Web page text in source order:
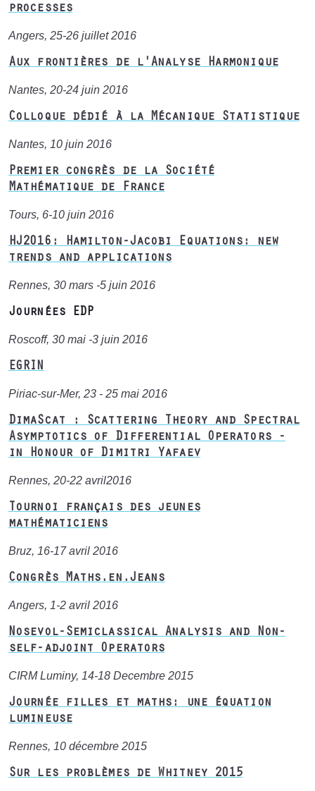
processes
Angers, 25-26 juillet 2016
Aux frontières de l'Analyse Harmonique
Nantes, 20-24 juin 2016
Colloque dédié à la Mécanique Statistique
Nantes, 10 juin 2016
Premier congrès de la Société
Mathématique de France
Tours, 6-10 juin 2016
HJ2016: Hamilton-Jacobi Equations: new
trends and applications
Rennes, 30 mars -5 juin 2016
Journées EDP
Roscoff, 30 mai -3 juin 2016
EGRIN
Piriac-sur-Mer, 23 - 25 mai 2016
DimaScat : Scattering Theory and Spectral
Asymptotics of Differential Operators -
in Honour of Dimitri Yafaev
Rennes, 20-22 avril2016
Tournoi français des jeunes
mathématiciens
Bruz, 16-17 avril 2016
Congrès Maths.en.Jeans
Angers, 1-2 avril 2016
Nosevol-Semiclassical Analysis and Non-
self-adjoint Operators
CIRM Luminy, 14-18 Decembre 2015
Journée filles et maths: une équation
lumineuse
Rennes, 10 décembre 2015
Sur les problèmes de Whitney 2015